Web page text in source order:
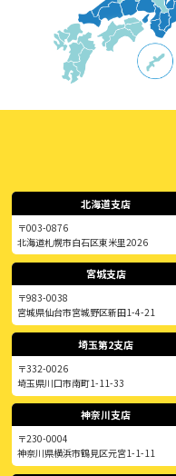
北海道支店
〒003-0876
北海道札幌市白石区東米里2026
宮城支店
〒983-0038
宮城県仙台市宮城野区新田1-4-21
埼玉第2支店
〒332-0026
埼玉県川口市南町1-11-33
神奈川支店
〒230-0004
神奈川県横浜市鶴見区元宮1-1-11